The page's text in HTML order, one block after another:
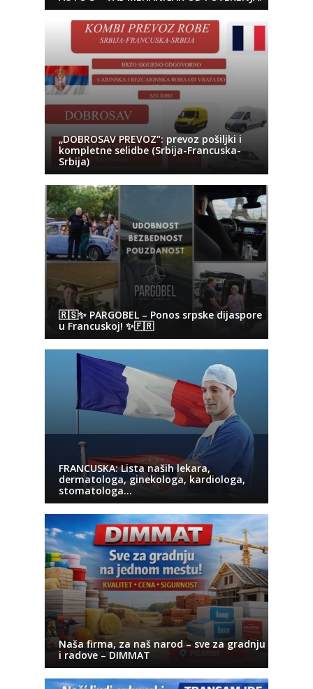
„DOBROSAV PREVOZ“: prevoz pošiljki i
kompletne selidbe (Srbija-Francuska-
Srbija)
🇷🇸✨ PARGOBEL – Ponos srpske dijaspore
u Francuskoj! ✨🇫🇷
FRANCUSKA: Lista naših lekara,
dermatologa, ginekologa, kardiologa,
stomatologa…
Naša firma, za naš narod – sve za gradnju
i radove – DIMMAT